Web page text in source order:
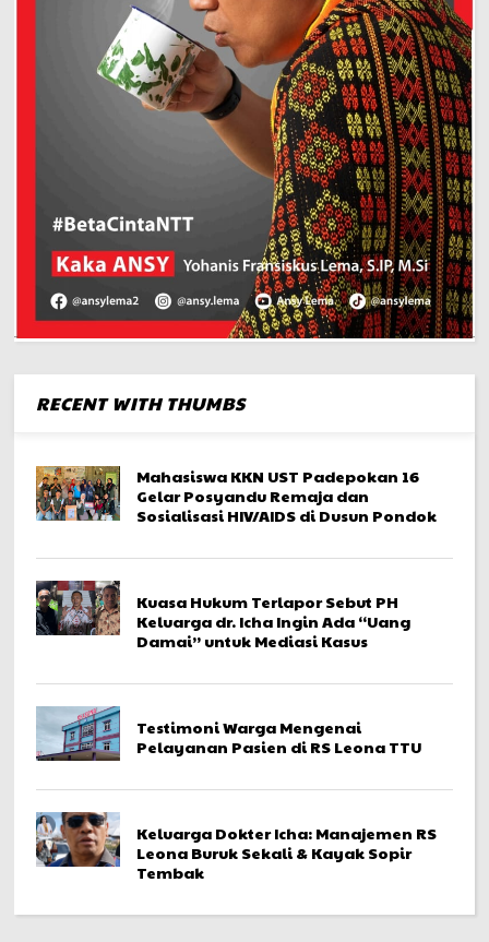
RECENT WITH THUMBS
Mahasiswa KKN UST Padepokan 16
Gelar Posyandu Remaja dan
Sosialisasi HIV/AIDS di Dusun Pondok
Kuasa Hukum Terlapor Sebut PH
Keluarga dr. Icha Ingin Ada “Uang
Damai” untuk Mediasi Kasus
Testimoni Warga Mengenai
Pelayanan Pasien di RS Leona TTU
Keluarga Dokter Icha: Manajemen RS
Leona Buruk Sekali & Kayak Sopir
Tembak